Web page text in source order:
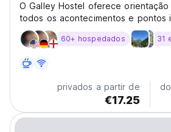
O Galley Hostel oferece
todos os acontecimentos e pontos
e ao redor de Shkoder.
60+ hospedados 31
privados a partir de
€17.25